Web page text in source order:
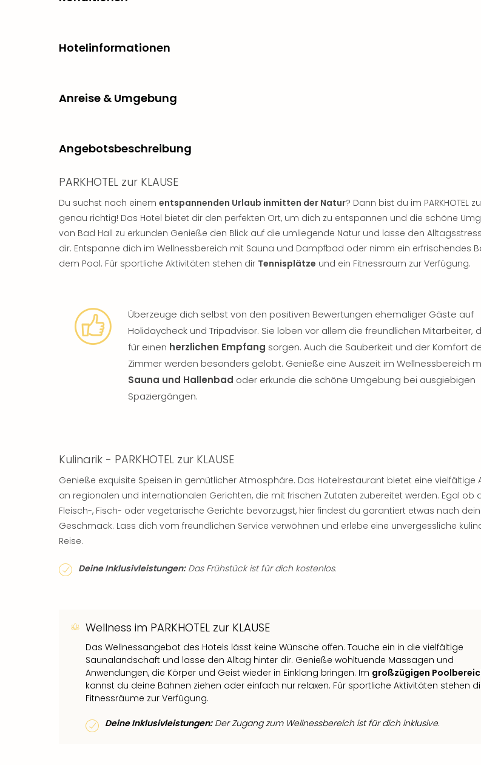
Hotelinformationen
Anreise & Umgebung
Angebotsbeschreibung
PARKHOTEL zur KLAUSE
Du suchst nach einem entspannenden Urlaub inmitten der Natur? Dann bist du im PARKHOTEL
genau richtig! Das Hotel bietet dir den perfekten Ort, um dich zu entspannen und die schöne
von Bad Hall zu erkunden Genieße den Blick auf die umliegende Natur und lasse den
dir. Entspanne dich im Wellnessbereich mit Sauna und Dampfbad oder nimm ein erfrischendes
dem Pool. Für sportliche Aktivitäten stehen dir Tennisplätze und ein Fitnessraum zur Verfügung.
Überzeuge dich selbst von den positiven Bewertungen ehemaliger Gäste auf
Holidaycheck und Tripadvisor. Sie loben vor allem die freundlichen Mitarbeiter,
für einen herzlichen Empfang sorgen. Auch die Sauberkeit und der Komfort
Zimmer werden besonders gelobt. Genieße eine Auszeit im Wellnessbereich
Sauna und Hallenbad oder erkunde die schöne Umgebung bei ausgiebigen
Spaziergängen.
Kulinarik - PARKHOTEL zur KLAUSE
Genieße exquisite Speisen in gemütlicher Atmosphäre. Das Hotelrestaurant bietet eine vielfältige
an regionalen und internationalen Gerichten, die mit frischen Zutaten zubereitet werden. Egal ob
Fleisch-, Fisch- oder vegetarische Gerichte bevorzugst, hier findest du garantiert etwas nach
Geschmack. Lass dich vom freundlichen Service verwöhnen und erlebe eine unvergessliche
Reise.
Deine Inklusivleistungen:Das Frühstück ist für dich kostenlos.
Wellness im PARKHOTEL zur KLAUSE
Das Wellnessangebot des Hotels lässt keine Wünsche offen. Tauche ein in die vielfältige
Saunalandschaft und lasse den Alltag hinter dir. Genieße wohltuende Massagen und
Anwendungen, die Körper und Geist wieder in Einklang bringen. Im großzügigen
kannst du deine Bahnen ziehen oder einfach nur relaxen. Für sportliche Aktivitäten stehen
Fitnessräume zur Verfügung.
Deine Inklusivleistungen:Der Zugang zum Wellnessbereich ist für dich inklusive.